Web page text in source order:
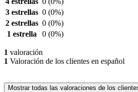
3 estrellas 0 (0%)
2 estrellas 0 (0%)
1 estrella
0 (0%)
1 valoración
1 Valoración de los clientes en español
Mostrar todas las valoraciones de los